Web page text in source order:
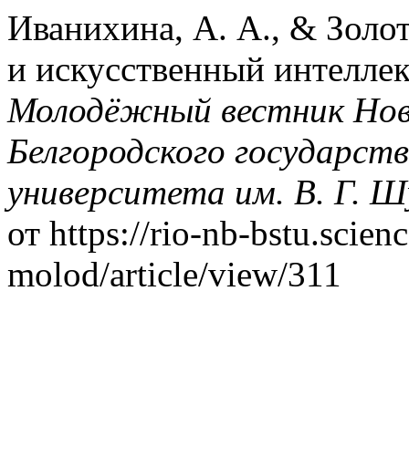
Иванихина, А. А., &
и искусственный
Молодёжный вестник
Белгородского
университета им. В. Г.
от https://rio-nb-
molod/article/view/311